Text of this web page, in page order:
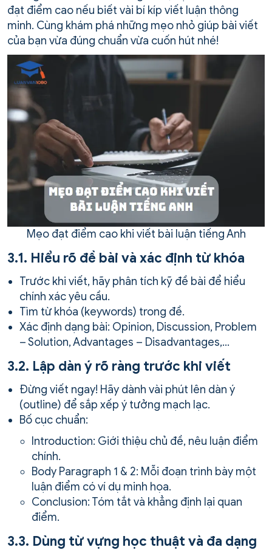
đạt điểm cao nếu biết vài bí kíp viết luận thông
minh. Cùng khám phá những mẹo nhỏ giúp bài viết
của bạn vừa đúng chuẩn vừa cuốn hút nhé!
Mẹo đạt điểm cao khi viết bài luận tiếng Anh
3.1. Hiểu rõ đề bài và xác định từ khóa
Trước khi viết, hãy phân tích kỹ đề bài để hiểu
chính xác yêu cầu.
Tìm từ khóa (keywords) trong đề.
Xác định dạng bài: Opinion, Discussion, Problem
– Solution, Advantages – Disadvantages,…
3.2. Lập dàn ý rõ ràng trước khi viết
Đừng viết ngay! Hãy dành vài phút lên dàn ý
(outline) để sắp xếp ý tưởng mạch lạc.
Bố cục chuẩn:
Introduction: Giới thiệu chủ đề, nêu luận điểm
chính.
Body Paragraph 1 & 2: Mỗi đoạn trình bày một
luận điểm có ví dụ minh họa.
Conclusion: Tóm tắt và khẳng định lại quan
điểm.
3.3. Dùng từ vựng học thuật và đa dạng